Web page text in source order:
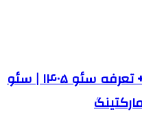
🔍 خدمات سئو حرفه‌ای + تعرفه سئو ۱۴۰۵ | سئو